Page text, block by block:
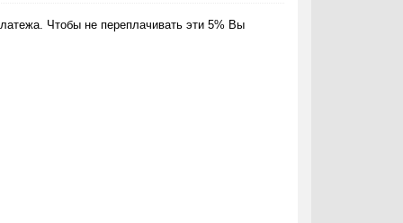
Чтобы не переплачивать эти 5% Вы